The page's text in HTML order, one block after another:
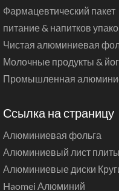
Фармацевтический пакет
питание & напитков
Чистая алюминиевая
Молочные продукты &
Промышленная
Ссылка на страницу
Алюминиевая фольга
Алюминиевый лист плиты
Алюминиевые диски
Haomei Алюминий